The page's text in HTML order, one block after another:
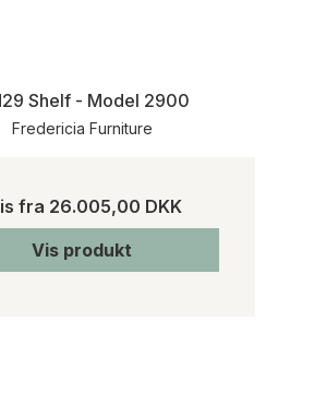
Shelf - Model 2900
Fredericia Furniture
fra 26.005,00 DKK
Vis produkt